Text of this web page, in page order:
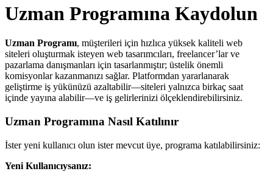
Uzman Programına Kaydolun
Uzman Programı, müşterileri için hızlıca yüksek kaliteli web
siteleri oluşturmak isteyen web tasarımcıları, freelancer’lar ve
pazarlama danışmanları için tasarlanmıştır; üstelik önemli
komisyonlar kazanmanızı sağlar. Platformdan yararlanarak
geliştirme iş yükünüzü azaltabilir—siteleri yalnızca birkaç saat
içinde yayına alabilir—ve iş gelirlerinizi ölçeklendirebilirsiniz.
Uzman Programına Nasıl Katılınır
İster yeni kullanıcı olun ister mevcut üye, programa katılabilirsiniz:
Yeni Kullanıcıysanız: